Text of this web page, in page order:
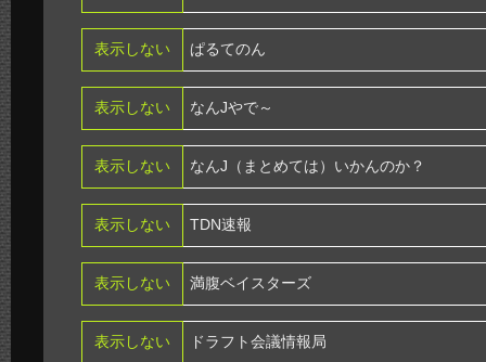
表示しない ぱるてのん
表示しない なんJやで～
表示しない なんJ（まとめては）いかんのか？
表示しない TDN速報
表示しない 満腹ベイスターズ
表示しない ドラフト会議情報局